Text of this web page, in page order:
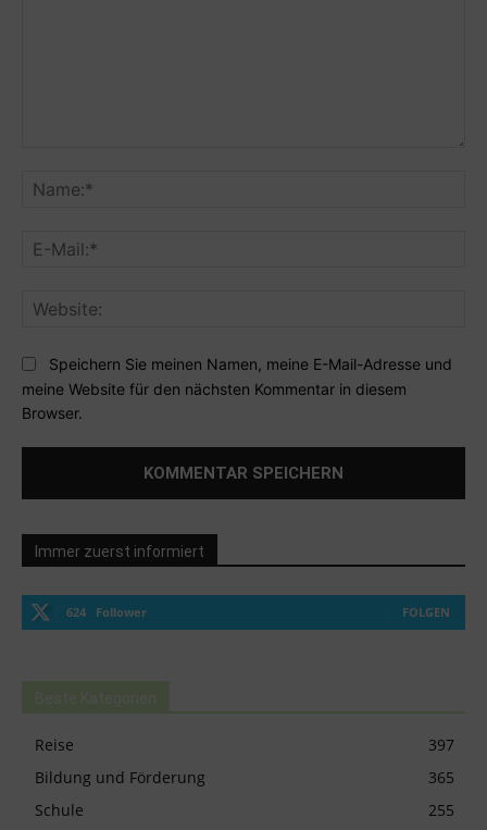
Speichern Sie meinen Namen, meine E-Mail-Adresse und
meine Website für den nächsten Kommentar in diesem
Browser.
Immer zuerst informiert
624 Follower FOLGEN
Reise
397
Bildung und Förderung
365
Schule
255